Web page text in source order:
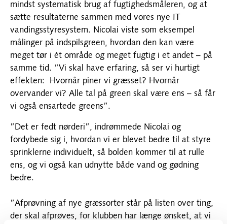
mindst systematisk brug af fugtighedsmåleren, og at
sætte resultaterne sammen med vores nye IT
vandingsstyresystem. Nicolai viste som eksempel
målinger på indspilsgreen, hvordan den kan være
meget tør i ét område og meget fugtig i et andet – på
samme tid. ”Vi skal have erfaring, så ser vi hurtigt
effekten: Hvornår piner vi græsset? Hvornår
overvander vi? Alle tal på green skal være ens – så får
vi også ensartede greens”.
”Det er fedt nørderi”, indrømmede Nicolai og
fordybede sig i, hvordan vi er blevet bedre til at styre
sprinklerne individuelt, så bolden kommer til at rulle
ens, og vi også kan udnytte både vand og gødning
bedre.
”Afprøvning af nye græssorter står på listen over ting,
der skal afprøves, for klubben har længe ønsket, at vi